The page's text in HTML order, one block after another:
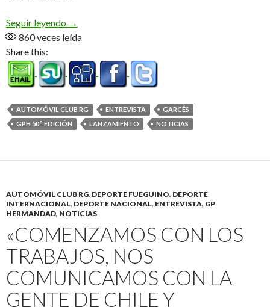
Seguir leyendo Inminente Lanzamiento (Audio)
→
860veces leída
Share this:
AUTOMÓVIL CLUB RG ENTREVISTA
GARCÉS
GPH 50° EDICIÓN
LANZAMIENTO NOTICIAS
AUTOMÓVIL CLUB RG, DEPORTE FUEGUINO, DEPORTE
INTERNACIONAL, DEPORTE NACIONAL, ENTREVISTA, GP
HERMANDAD, NOTICIAS
«COMENZAMOS CON LOS
TRABAJOS, NOS
COMUNICAMOS CON LA
GENTE DE CHILE Y